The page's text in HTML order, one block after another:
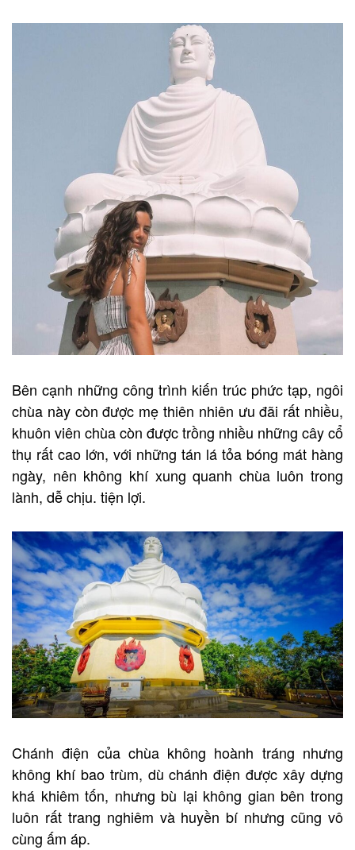
Bên cạnh những công trình kiến ​​trúc phức tạp, ngôi
chùa này còn được mẹ thiên nhiên ưu đãi rất nhiều,
khuôn viên chùa còn được trồng nhiều những cây cổ
thụ rất cao lớn, với những tán lá tỏa bóng mát hàng
ngày, nên không khí xung quanh chùa luôn trong
lành, dễ chịu. tiện lợi.
Chánh điện của chùa không hoành tráng nhưng
không khí bao trùm, dù chánh điện được xây dựng
khá khiêm tốn, nhưng bù lại không gian bên trong
luôn rất trang nghiêm và huyền bí nhưng cũng vô
cùng ấm áp.